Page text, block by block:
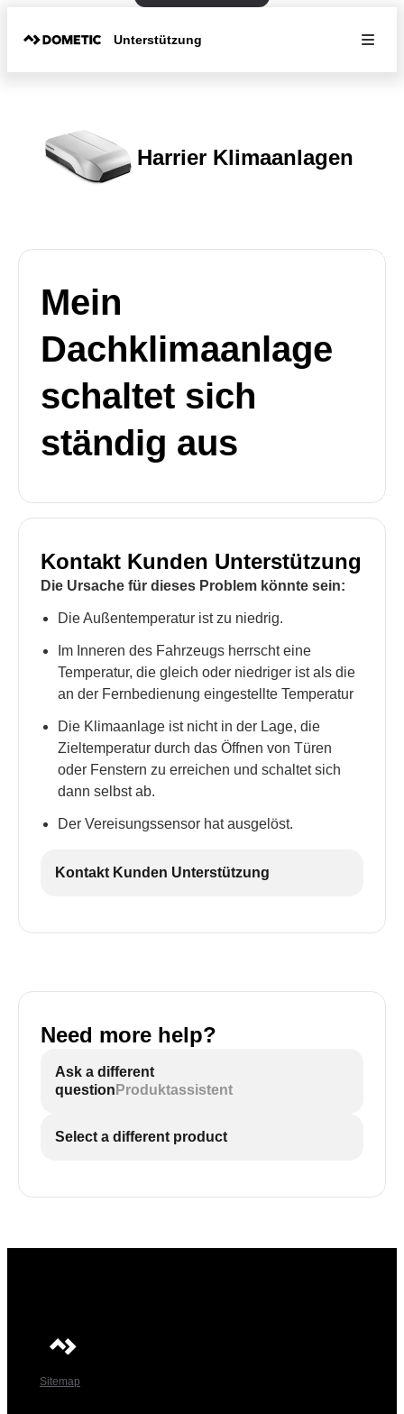
Unterstützung
Harrier Klimaanlagen
Mein
Dachklimaanlage
schaltet sich
ständig aus
Kontakt Kunden Unterstützung
Die Ursache für dieses Problem könnte sein:
Die Außentemperatur ist zu niedrig.
Im Inneren des Fahrzeugs herrscht eine
Temperatur, die gleich oder niedriger ist als die
an der Fernbedienung eingestellte Temperatur
Die Klimaanlage ist nicht in der Lage, die
Zieltemperatur durch das Öffnen von Türen
oder Fenstern zu erreichen und schaltet sich
dann selbst ab.
Der Vereisungssensor hat ausgelöst.
Kontakt Kunden Unterstützung
Need more help?
Ask a different
question Produktassistent
Select a different product
Sitemap